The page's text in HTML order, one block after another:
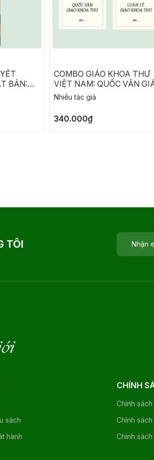
BẢN:
COMBO GIÁO KHOA THƯ
VIỆT NAM: QUỐC VĂN
KHOA THƯ - LUÂN LÝ
KHOA THƯ
Nhiều tác giả
340.000₫
TÔI
sách
hành
CHÍNH
Chính
Chính
Chính